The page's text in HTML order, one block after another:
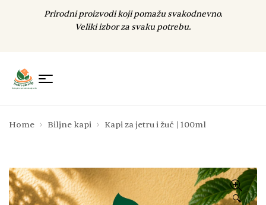
Prirodni proizvodi koji pomažu svakodnevno.
Veliki izbor za svaku potrebu.
Home Biljne kapi Kapi za jetru i žuč | 100ml
🔍